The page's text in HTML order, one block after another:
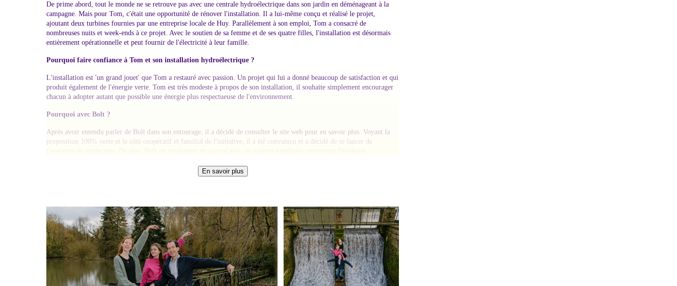
De prime abord, tout le monde ne se retrouve pas avec une centrale hydroélectrique dans son jardin en déménageant à la
campagne. Mais pour Tom, c'était une opportunité de rénover l'installation. Il a lui-même conçu et réalisé le projet,
ajoutant deux turbines fournies par une entreprise locale de Huy. Parallèlement à son emploi, Tom a consacré de
nombreuses nuits et week-ends à ce projet. Avec le soutien de sa femme et de ses quatre filles, l'installation est désormais
entièrement opérationnelle et peut fournir de l'électricité à leur famille.
Pourquoi faire confiance à Tom et son installation hydroélectrique ?
L'installation est 'un grand jouet' que Tom a restauré avec passion. Un projet qui lui a donné beaucoup de satisfaction et qui
produit également de l'énergie verte. Tom est très modeste à propos de son installation, il souhaite simplement encourager
chacun à adopter autant que possible une énergie plus respectueuse de l'environnement.
Pourquoi avec Bolt ?
Après avoir entendu parler de Bolt dans son entourage, il a décidé de consulter le site web pour en savoir plus. Voyant la
proposition 100% verte et le côté coopératif et familial de l'initiative, il a été convaincu et a décidé de se lancer de
En savoir plus